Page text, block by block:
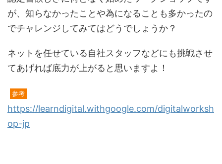
が、知らなかったことや為になることも多かったの
でチャレンジしてみてはどうでしょうか？
ネットを任せている自社スタッフなどにも挑戦させ
てあげれば底力が上がると思いますよ！
参考
https://learndigital.withgoogle.com/digitalworksh
op-jp